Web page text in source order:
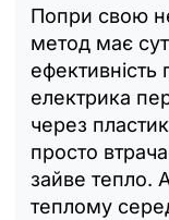
Попри свою
метод має
ефективність
електрика
через
просто
зайве тепло.
теплому